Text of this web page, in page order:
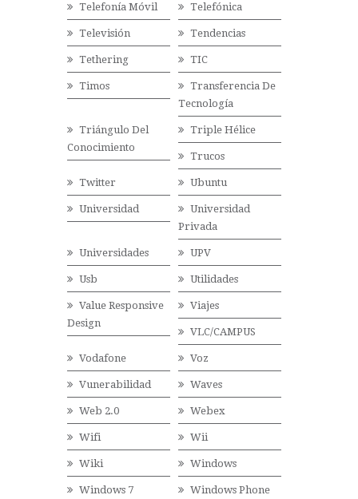
Telefonía Móvil Telefónica
Televisión Tendencias
Tethering TIC
Timos
Transferencia De
Tecnología
Triángulo Del
Conocimiento
Triple Hélice
Trucos
Twitter Ubuntu
Universidad
Universidad
Privada
Universidades UPV
Usb Utilidades
Value Responsive
Design
Viajes
VLC/CAMPUS
Vodafone Voz
Vunerabilidad Waves
Web 2.0 Webex
Wifi Wii
Wiki Windows
Windows 7 Windows Phone